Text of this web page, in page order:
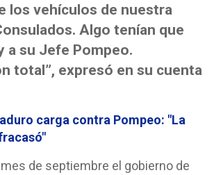
los vehículos de nuestra
Algo tenían que
a su Jefe Pompeo.
total”, expresó en su cuenta
carga contra Pompeo: "La
de septiembre el gobierno de